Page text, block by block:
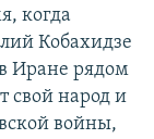
когда
Кобахидзе
Иране рядом
свой народ и
войны,